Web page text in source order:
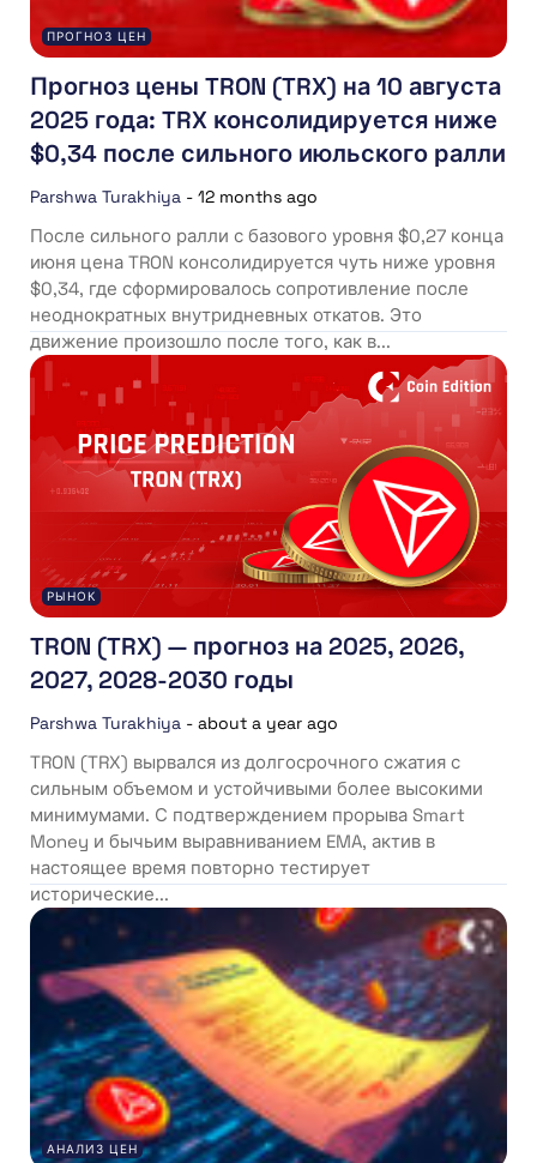
ПРОГНОЗ ЦЕН
Прогноз цены TRON (TRX) на 10 августа
2025 года: TRX консолидируется ниже
$0,34 после сильного июльского ралли
Parshwa Turakhiya - 12 months ago
После сильного ралли с базового уровня $0,27 конца
июня цена TRON консолидируется чуть ниже уровня
$0,34, где сформировалось сопротивление после
неоднократных внутридневных откатов. Это
движение произошло после того, как в...
РЫНОК
TRON (TRX) — прогноз на 2025, 2026,
2027, 2028-2030 годы
Parshwa Turakhiya - about a year ago
TRON (TRX) вырвался из долгосрочного сжатия с
сильным объемом и устойчивыми более высокими
минимумами. С подтверждением прорыва Smart
Money и бычьим выравниванием EMA, актив в
настоящее время повторно тестирует
исторические...
АНАЛИЗ ЦЕН